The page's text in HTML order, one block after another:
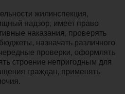
жилинспекция,
надзор, имеет право
наказания, проверять
назначать различного
проверки, оформлять
строение непригодным для
граждан, применять